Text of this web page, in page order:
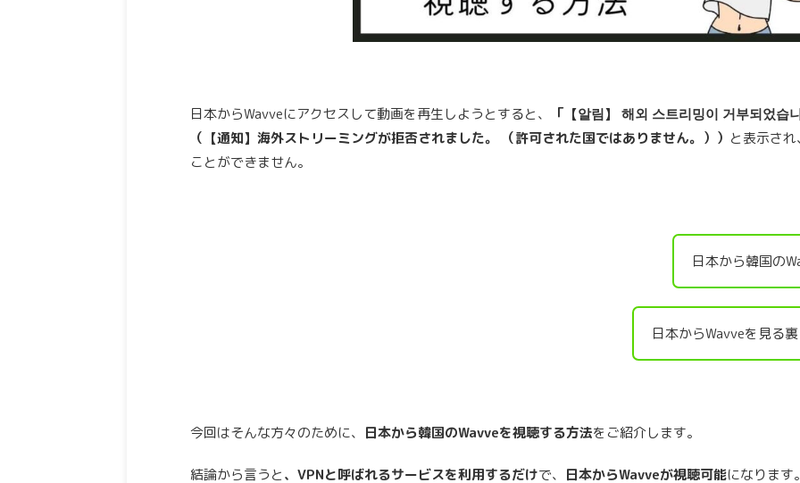
日本からWavveにアクセスして動画を再生しようとすると、
「【알림】 해외 스트리밍이 거부되었
（【通知】海外ストリーミングが拒否されました。 （許可された国ではありません。）） と表示さ
ことができません。
日本から韓国の
日本からWavveを見る
今回はそんな方々のために、 日本から韓国のWavveを視聴する方法をご紹介します。
結論から言うと、VPNと呼ばれるサービスを利用するだけで、 日本からWavveが視聴可能になります